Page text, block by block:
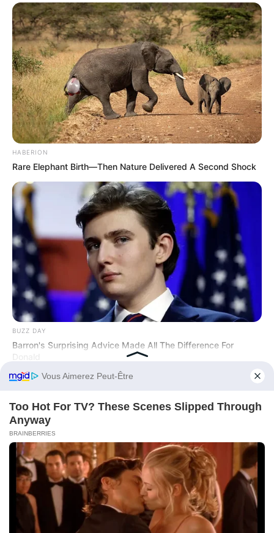
HABERION
Rare Elephant Birth—Then Nature Delivered A Second Shock
BUZZ DAY
Barron's Surprising Advice Made All The Difference For
Donald
BUZZ DAY
Before You Go